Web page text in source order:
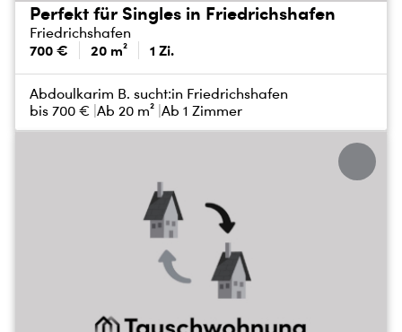
Perfekt für Singles in Friedrichshafen
Friedrichshafen
700 € 20 m² 1 Zi.
Abdoulkarim B. sucht:in Friedrichshafen
bis 700 € Ab 20 m² Ab 1 Zimmer